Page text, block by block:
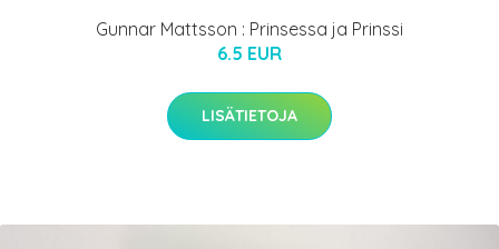
Gunnar Mattsson : Prinsessa ja Prinssi
6.5 EUR
LISÄTIETOJA